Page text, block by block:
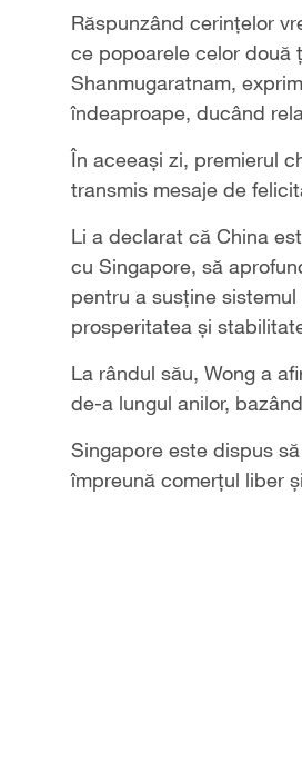
Răspunzând cerințelor
ce popoarele celor două
Shanmugaratnam,
îndeaproape, ducând
În aceeași zi, premierul
transmis mesaje de
Li a declarat că China
cu Singapore, să
pentru a susține
prosperitatea și
La rândul său, Wong a
de-a lungul anilor,
Singapore este dispus
împreună comerțul liber